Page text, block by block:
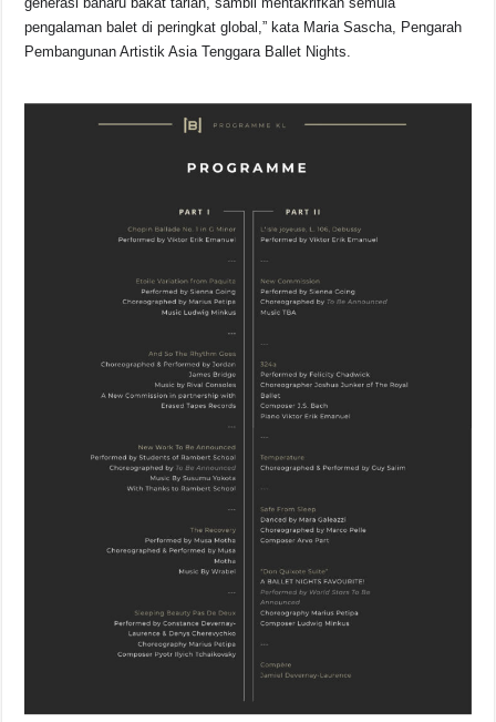
pengalaman balet di peringkat global,” kata Maria Sascha, Pengarah
Pembangunan Artistik Asia Tenggara Ballet Nights.